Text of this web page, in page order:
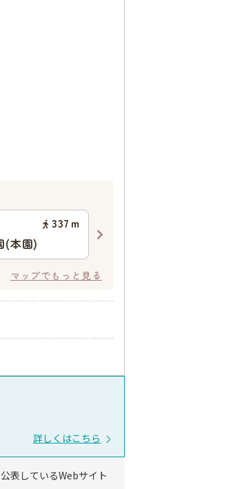
337 ｍ
(本園)
マップでもっと見る
詳しくはこちら
表しているWebサイト